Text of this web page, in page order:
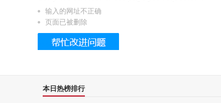
3.2米的长卷，还原了600岁的紫禁城
输入的网址不正确
页面已被删除
本日热榜排行